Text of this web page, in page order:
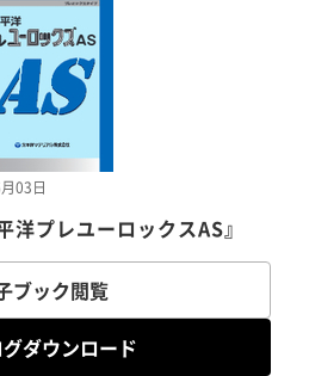
洋プレユーロックスAS』
03日
ブック閲覧
ダウンロード